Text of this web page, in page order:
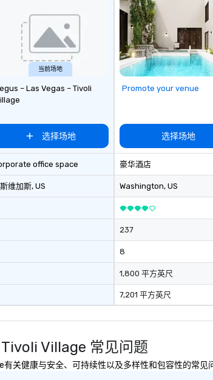
goals/objectives/budget.
当前场地
– Las Vegas – Tivoli
选择场地
office space
维加斯, US
Promote your venue
选择场地
豪华酒店
Washington, US
237
8
1,800 平方英尺
7,201 平方英尺
Village 常见问题
有关健康与安全、可持续性以及多样性和包容性的常见